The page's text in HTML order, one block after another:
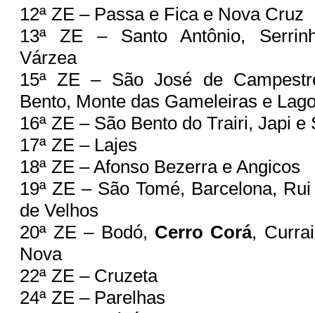
12ª ZE – Passa e Fica e Nova Cruz
13ª ZE – Santo Antônio,
Várzea
15ª ZE – São José de
Bento, Monte das Gameleiras e
16ª ZE – São Bento do Trairi, Japi
17ª ZE – Lajes
18ª ZE – Afonso Bezerra e Angicos
19ª ZE – São Tomé, Barcelona,
de Velhos
20ª ZE – Bodó, Cerro Corá,
Nova
22ª ZE – Cruzeta
24ª ZE – Parelhas